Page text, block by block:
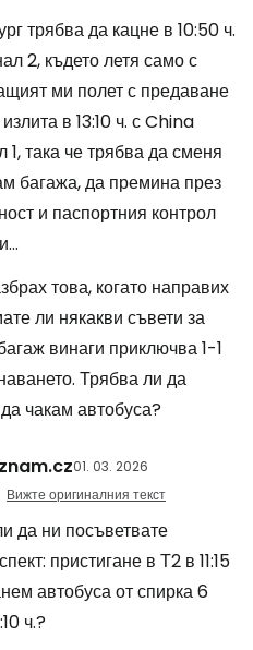
трябва да кацне в 10:50 ч.
2, където летя само с
ми полет с предаване
в 13:10 ч. с China
така че трябва да сменя
багажа, да премина през
и паспортния контрол
това, когато направих
ли някакви съвети за
винаги приключва 1-1
Трябва ли да
чакам автобуса?
01. 03. 2026
Вижте оригиналния текст
да ни посъветвате
пристигане в Т2 в 11:15
автобуса от спирка 6
ч.?